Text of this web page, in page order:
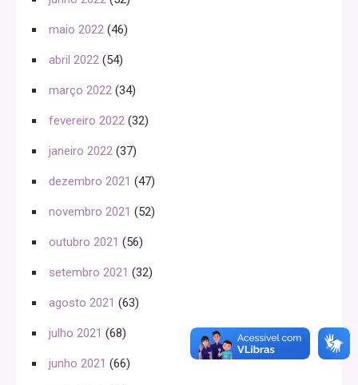
maio 2022 (46)
abril 2022 (54)
março 2022 (34)
fevereiro 2022 (32)
janeiro 2022 (37)
dezembro 2021 (47)
novembro 2021 (52)
outubro 2021 (56)
setembro 2021 (32)
agosto 2021 (63)
julho 2021 (68)
junho 2021 (66)